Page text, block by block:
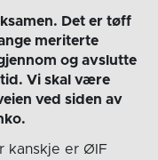
Det er tøff
meriterte
og avslutte
Vi skal være
ved siden av
kanskje er ØIF